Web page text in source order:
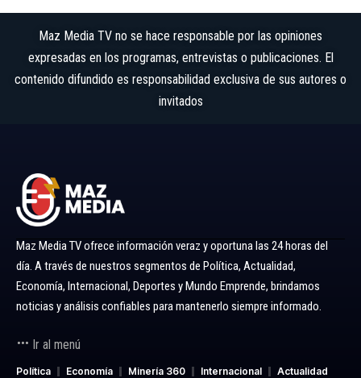
Maz Media TV no se hace responsable por las opiniones
expresadas en los programas, entrevistas o publicaciones. El
contenido difundido es responsabilidad exclusiva de sus autores o
invitados
Maz Media TV ofrece información veraz y oportuna las 24 horas del
día. A través de nuestros segmentos de Política, Actualidad,
Economía, Internacional, Deportes y Mundo Emprende, brindamos
noticias y análisis confiables para mantenerlo siempre informado.
Ir al menú
Política Economía Minería 360 Internacional Actualidad